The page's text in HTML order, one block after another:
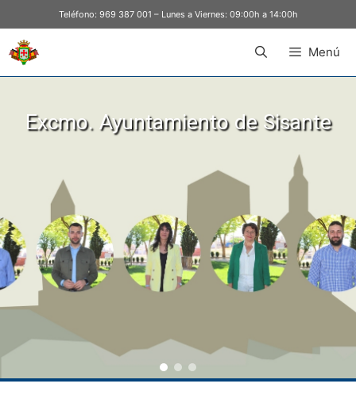
Teléfono: 969 387 001 – Lunes a Viernes: 09:00h a 14:00h
Menú
Excmo. Ayuntamiento de Sisante